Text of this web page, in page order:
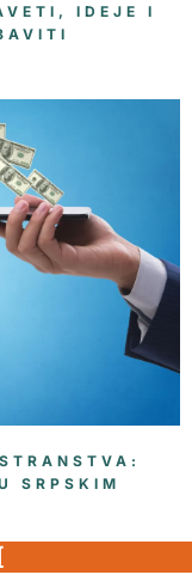
IDEJE I
SRPSKIM